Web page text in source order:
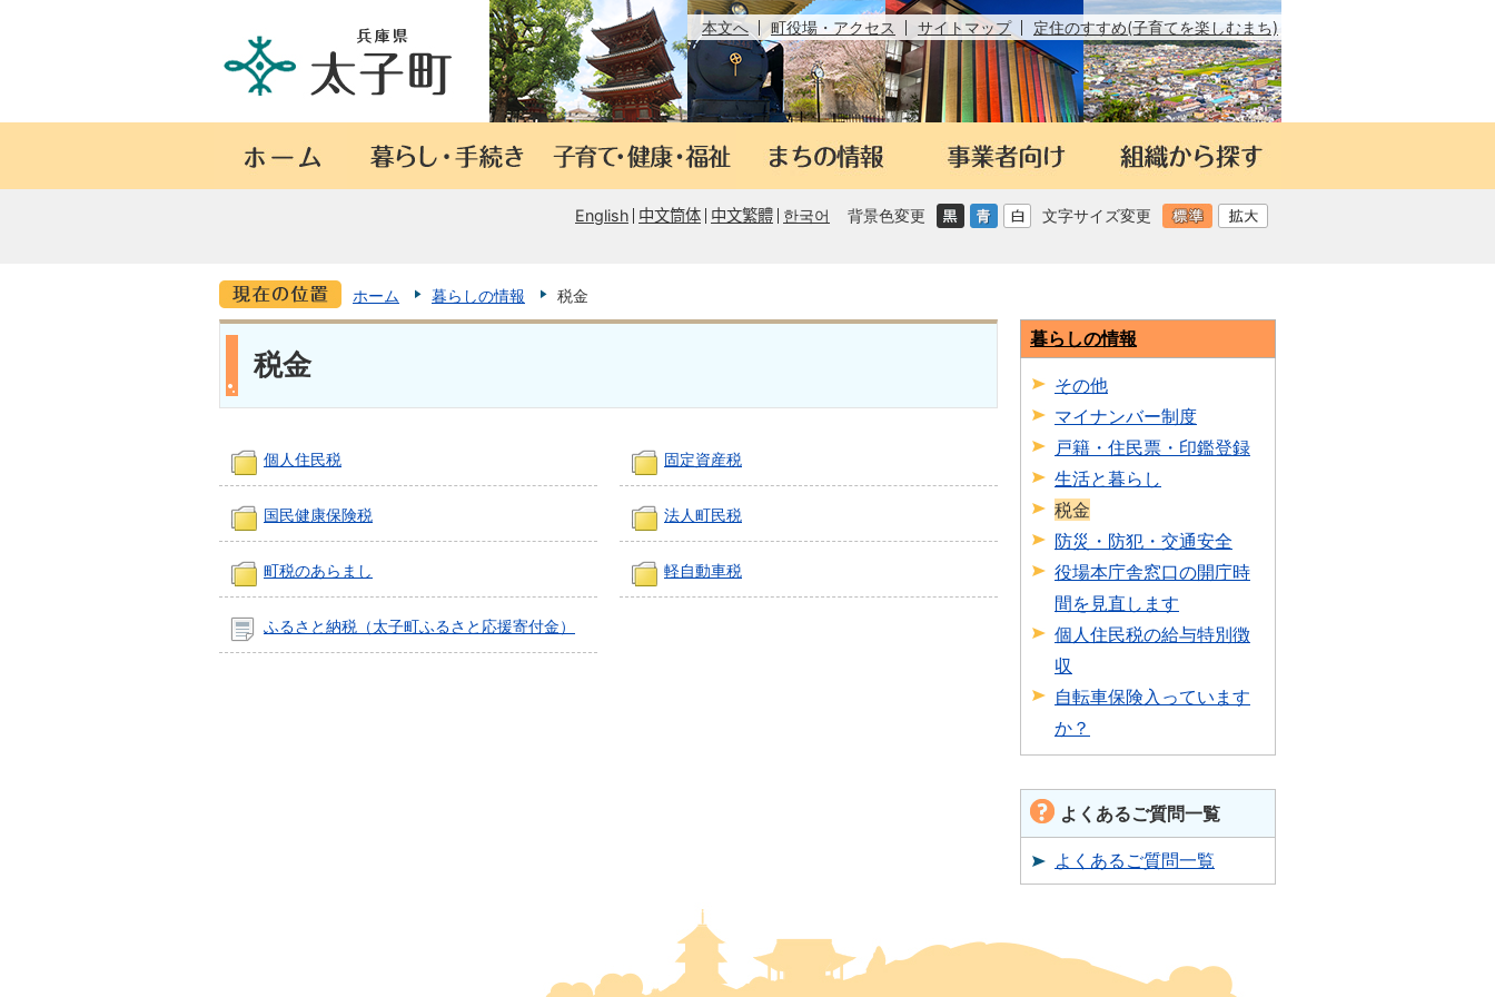
本文へ 町役場・アクセス サイトマップ 定住のすすめ(子育てを楽しむまち)
English 中文筒体 中文繁體 한국어 背景色変更 文字サイズ変更
ホーム 暮らしの情報 税金
税金
個人住民税 固定資産税
国民健康保険税 法人町民税
町税のあらまし 軽自動車税
ふるさと納税（太子町ふるさと応援寄付金）
暮らしの情報
その他
マイナンバー制度
戸籍・住民票・印鑑登録
生活と暮らし
税金
防災・防犯・交通安全
役場本庁舎窓口の開庁時
間を見直します
個人住民税の給与特別徴
収
自転車保険入っています
か？
よくあるご質問一覧
よくあるご質問一覧